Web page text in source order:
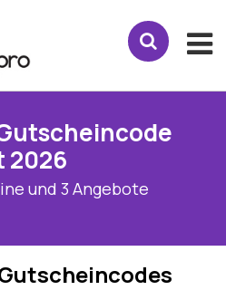
2026
und 3 Angebote